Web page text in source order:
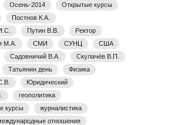
Осень-2014
Открытые курсы
Постнов К.А.
Путин В.В.
Ректор
М.А.
СМИ СУНЦ
США
Садовничий В.А.
Скулачёв В.П.
Татьянин день
Физика
Юридический
геополитика
курсы
журналистика
отношения